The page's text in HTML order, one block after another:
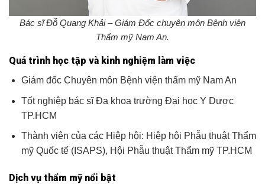
Bác sĩ Đỗ Quang Khải – Giám Đốc chuyên môn Bệnh viện
Thẩm mỹ Nam An.
Quá trình học tập và kinh nghiệm làm việc
Giám đốc Chuyên môn Bệnh viện thẩm mỹ Nam An
Tốt nghiệp bác sĩ Đa khoa trường Đại học Y Dược
TP.HCM
Thành viên của các Hiệp hội: Hiệp hội Phẫu thuật Thẩm
mỹ Quốc tế (ISAPS), Hội Phẫu thuật Thẩm mỹ TP.HCM
Dịch vụ thẩm mỹ nổi bật